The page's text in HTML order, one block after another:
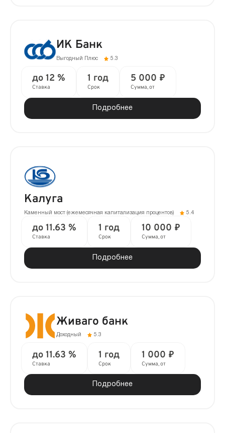
ИК Банк
Выгодный Плюс 5.3
до 12 %
Ставка
1 год
Срок
5 000 ₽
Сумма, от
Подробнее
Калуга
Каменный мост (ежемесячная капитализация процентов) 5.4
до 11.63 %
Ставка
1 год
Срок
10 000 ₽
Сумма, от
Подробнее
Живаго банк
Доходный 5.3
до 11.63 %
Ставка
1 год
Срок
1 000 ₽
Сумма, от
Подробнее